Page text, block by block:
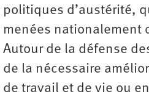
politiques d’austérité,
menées nationalement
Autour de la défense
de la nécessaire
de travail et de vie ou